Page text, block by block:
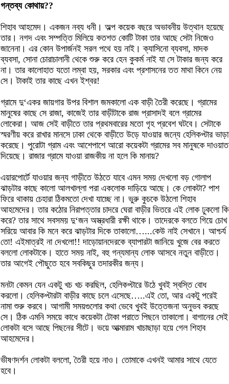
গন্তব্য কোথায়??
শিহাব আহমেদ। একজন নব্য ধনী। অল্প কয়েক বছরে অভাবনীয় উত্থান হয়েছে
তার। নগদ এবং সম্পত্তি মিলিয়ে কতশত কোটি টাকা তার আছে সেটা নিজেও
জানেনা। এর কোন উপার্জনই সরল পথে হয় নাই। ক্যাসিনো ব্যবসা, মাদক
ব্যবসা, সোনা চোরাচালানী থেকে শুরু করে হেন কুকর্ম নাই যা সে টাকার জন্য করে
না। তার কালোহাত যতো লম্বা হয়, সরকার এবং প্রশাসনের তত মাথা কিনে নেয়
সে। টাকাই তার কাছে এখন ইশ্বর!
গ্রামে দু‘একর জায়গার উপর বিশাল জমকালো এক বাড়ী তৈরী করেছে। গ্রামের
মানুষের কাছে সে রাজা, কাজেই তার বাড়ীটাকে রাজ প্রাসাদই বলে গ্রামের
লোকেরা। আজ সেই বাড়ীতে তার প্রথমবারের মতো গৃহ প্রবেশ ঘটবে। সেটাকে
স্মরণীয় করে রাখার মানসে ঢাকা থেকে বাড়ীতে উড়ে যাওয়ার জন্যে হেলিকপ্টার ভাড়া
করেছে। পুরোটা গ্রাম এবং আশেপাশে আরো কয়েকটা গ্রামের সব মানুষকে দাওয়াত
দিয়েছে। রাজার গ্রামে যাওয়া রাজকীয় না হলে কি মানায়?
এয়ারপোর্টে যাওয়ার জন্য গাড়ীতে উঠতে যাবে এমন সময় দেখলো বড় গোলাপ
ঝাড়টার কাছে কালো আলখাল্লা পরা একলোক দাড়িয়ে আছে। কে লোকটা? পাশ
ফিরে থাকায় চেহারা ঠিকমতো দেখা যাচ্ছে না। ভুরু কুচকে উঠলো শিহাব
আহমেদের। তার কঠোর নিরাপত্তার চাদরে ঘেরা বাড়ীর ভিতরে এই লোক ঢুকলো কি
করে? তার সাথে সবসময় দু‘জন অস্ত্রধারী রক্ষী থাকে। তাদেরকে বলতে গিয়ে চোখ
সরিয়ে আবার কি মনে করে ঝাড়টার দিকে তাকালো…...কেউ নাই সেখানে। আশ্চর্য
তো! এইমাত্রই না দেখলো!! দাড়োয়ানদেরকে ব্যাপারটা জানিয়ে খুজে বের করতে
বললো লোকটাকে। হাতে সময় নাই, বহু গন্যমান্য লোক আসবে নতুন বাড়ীতে।
তার আগেই পৌছুতে হবে সবকিছুর তদারকীর জন্য।
মনটা কেমন যেন একটু খচ খচ করছিল, হেলিকপ্টারে উঠে খুবই স্বস্তি বোধ
করলো। হেলিকপ্টারটা বাড়ীর কাছে চলে এসেছে…..এই তো, আর একটু পরেই
নামা শুরু করবে। আগামী সময়গুলোর কথা ভেবে খুবই উত্তেজনা অনুভব করছে
সে। ঠিক এমনি সময়ে কাধে কয়েকটা টোকা পরাতে পিছনে তাকালো। বাগানের সেই
লোকটা বসে আছে পিছনের সীটে। ভয়ে আত্মারাম খাচাছাড়া হয়ে গেল শিহাব
আহমেদের।
ভীষণদর্শন লোকটা বললো, তৈরী হয়ে নাও। তোমাকে এখনই আমার সাথে যেতে
হবে।